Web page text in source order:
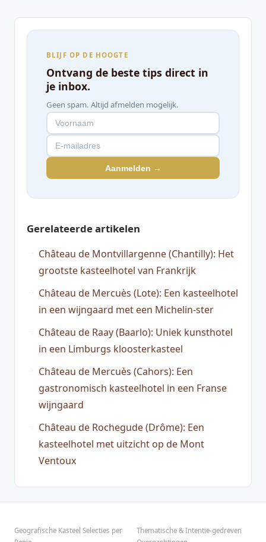
BLIJF OP DE HOOGTE
Ontvang de beste tips direct in
je inbox.
Geen spam. Altijd afmelden mogelijk.
Aanmelden →
Gerelateerde artikelen
Château de Montvillargenne (Chantilly): Het
grootste kasteelhotel van Frankrijk
Château de Mercuès (Lote): Een kasteelhotel
in een wijngaard met een Michelin-ster
Château de Raay (Baarlo): Uniek kunsthotel
in een Limburgs kloosterkasteel
Château de Mercuès (Cahors): Een
gastronomisch kasteelhotel in een Franse
wijngaard
Château de Rochegude (Drôme): Een
kasteelhotel met uitzicht op de Mont
Ventoux
Geografische Kasteel Selecties per
Thematische & Intentie-gedreven